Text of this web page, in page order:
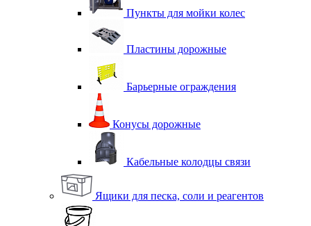
Пункты для мойки колес
Пластины дорожные
Барьерные ограждения
Конусы дорожные
Кабельные колодцы связи
Ящики для песка, соли и реагентов